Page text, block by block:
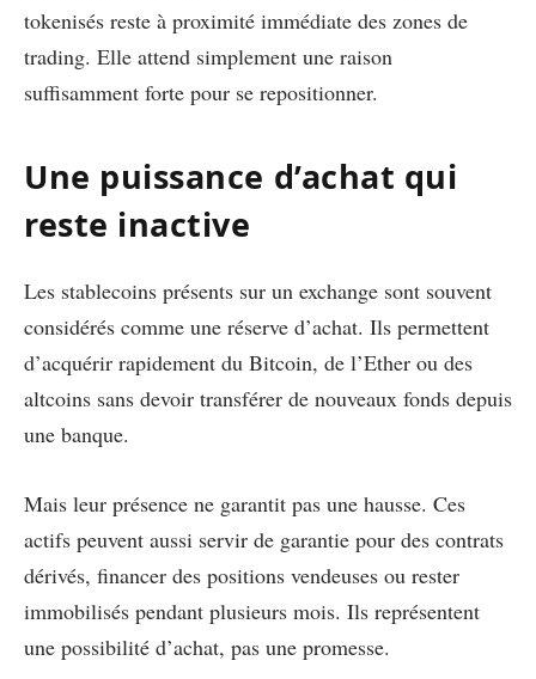
tokenisés reste à proximité immédiate des zones de
trading. Elle attend simplement une raison
suffisamment forte pour se repositionner.
Une puissance d’achat qui
reste inactive
Les stablecoins présents sur un exchange sont souvent
considérés comme une réserve d’achat. Ils permettent
d’acquérir rapidement du Bitcoin, de l’Ether ou des
altcoins sans devoir transférer de nouveaux fonds depuis
une banque.
Mais leur présence ne garantit pas une hausse. Ces
actifs peuvent aussi servir de garantie pour des contrats
dérivés, financer des positions vendeuses ou rester
immobilisés pendant plusieurs mois. Ils représentent
une possibilité d’achat, pas une promesse.